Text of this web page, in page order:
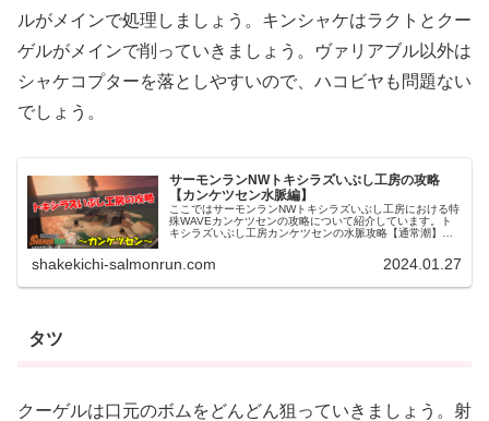
ルがメインで処理しましょう。キンシャケはラクトとクー
ゲルがメインで削っていきましょう。ヴァリアブル以外は
シャケコプターを落としやすいので、ハコビヤも問題ない
でしょう。
サーモンランNWトキシラズいぶし工房の攻略
【カンケツセン水脈編】
ここではサーモンランNWトキシラズいぶし工房における特
殊WAVEカンケツセンの攻略について紹介しています。ト
キシラズいぶし工房カンケツセンの水脈攻略【通常潮】ト
shakekichi-salmonrun.com 2024.01.27
タツ
クーゲルは口元のボムをどんどん狙っていきましょう。射